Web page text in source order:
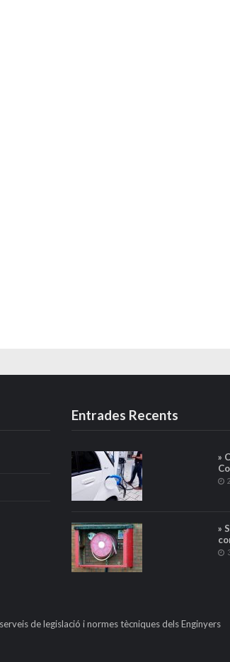
Entrades Recents
»
»
de legislació i normes tècniques dels Enginyers